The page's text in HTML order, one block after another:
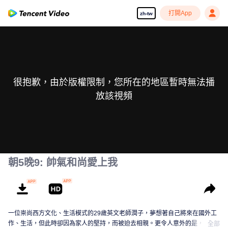
zh-tw 打開App
很抱歉，由於版權限制，您所在的地區暫時無法播
放該視頻
朝5晚9: 帥氣和尚愛上我
一位崇尚西方文化、生活模式的29歲英文老師潤子，夢想著自己將來在國外工
作、生活，但此時卻因為家人的堅持，而被迫去相親。更令人意外的是，對方
全部